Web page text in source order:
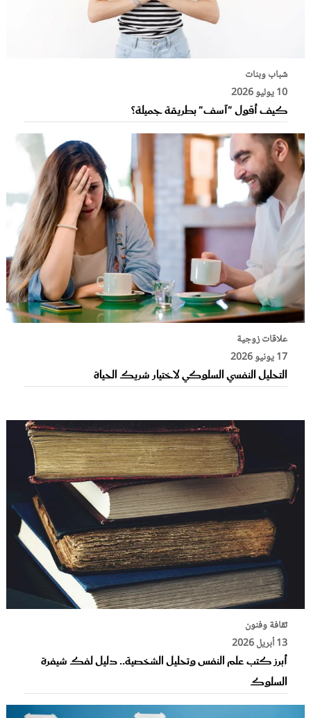
شباب وبنات
10 يوليو 2026
كيف أقول "آسف" بطريقة جميلة؟
علاقات زوجية
17 يونيو 2026
التحليل النفسي السلوكي لاختيار شريك الحياة
ثقافة وفنون
13 أبريل 2026
أبرز كتب علم النفس وتحليل الشخصية.. دليل لفك شيفرة
السلوك